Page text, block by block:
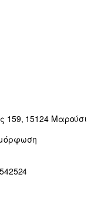
159, 15124 Μαρούσι